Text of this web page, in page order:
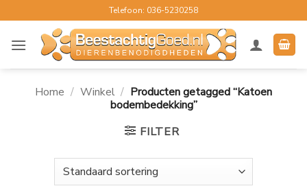
naar
inhoud
Telefoon: 036-5230258
Home / Winkel / Producten getagged “Katoen
bodembedekking”
FILTER